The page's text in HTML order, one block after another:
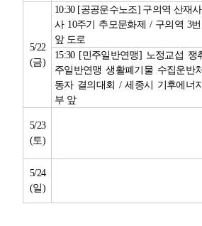
5/22
(금)
10:30 [공공운수노조] 구의역 산재
사 10주기 추모문화제 / 구의역 3
앞 도로
15:30 [민주일반연맹] 노정교섭 쟁
주일반연맹 생활폐기물 수집운반
동자 결의대회 /세종시 기후에너
부 앞
5/23
(토)
5/24
(일)